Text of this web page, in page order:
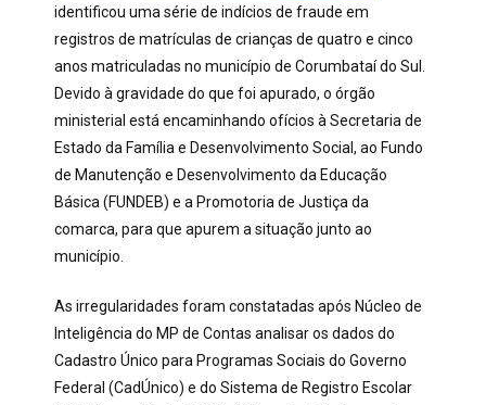
identificou uma série de indícios de fraude em
registros de matrículas de crianças de quatro e cinco
anos matriculadas no município de Corumbataí do Sul.
Devido à gravidade do que foi apurado, o órgão
ministerial está encaminhando ofícios à Secretaria de
Estado da Família e Desenvolvimento Social, ao Fundo
de Manutenção e Desenvolvimento da Educação
Básica (FUNDEB) e a Promotoria de Justiça da
comarca, para que apurem a situação junto ao
município.
As irregularidades foram constatadas após Núcleo de
Inteligência do MP de Contas analisar os dados do
Cadastro Único para Programas Sociais do Governo
Federal (CadÚnico) e do Sistema de Registro Escolar